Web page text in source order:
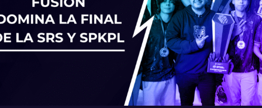
NACIONALES